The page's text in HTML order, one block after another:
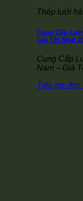
Thép lưới
Cung Cấp
Giá Tốt Nhất
Cung Cấp
Nam – Giá
Tiếp tục đọc